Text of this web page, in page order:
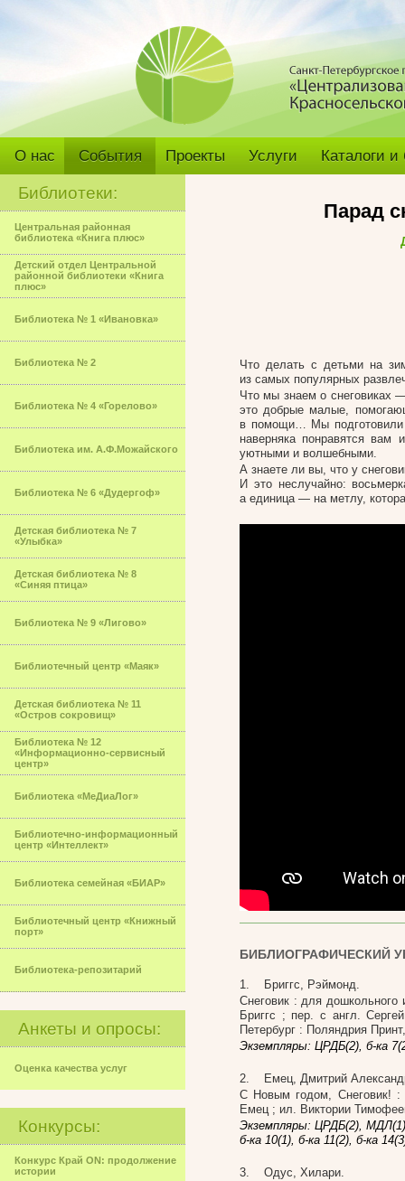
О нас События Проекты Услуги Каталоги
Библиотеки:
Центральная районная
библиотека «Книга плюс»
Детский отдел Центральной
районной библиотеки «Книга
плюс»
Библиотека № 1 «Ивановка»
Библиотека № 2
Библиотека № 4 «Горелово»
Библиотека им. А.Ф.Можайского
Библиотека № 6 «Дудергоф»
Детская библиотека № 7
«Улыбка»
Детская библиотека № 8
«Синяя птица»
Библиотека № 9 «Лигово»
Библиотечный центр «Маяк»
Детская библиотека № 11
«Остров сокровищ»
Библиотека № 12
«Информационно-сервисный
центр»
Библиотека «МеДиаЛог»
Библиотечно-информационный
центр «Интеллект»
Библиотека семейная «БИАР»
Библиотечный центр «Книжный
порт»
Библиотека-репозитарий
Анкеты и опросы:
Оценка качества услуг
Конкурсы:
Конкурс Край ON: продолжение
истории
Парад
Что делать с детьми на
из самых популярных
Что мы знаем о снеговиках
это добрые малые,
в помощи… Мы подготовили
наверняка понравятся
уютными и волшебными.
А знаете ли вы, что у
И это неслучайно:
а единица — на метлу,
БИБЛИОГРАФИЧЕСКИЙ
1. Бриггс, Рэймонд.
Снеговик : для
Бриггс ; пер. с англ.
Петербург : Поляндрия
Экземпляры: ЦРДБ(2), б-ка
2. Емец, Дмитрий
С Новым годом, Снеговик! :
Емец ; ил. Виктории
Экземпляры: ЦРДБ(2), МДЛ(1),
б-ка 10(1), б-ка 11(2), б-ка
3. Одус, Хилари.